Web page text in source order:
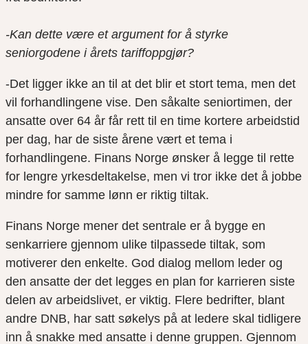
-Kan dette være et argument for å styrke
seniorgodene i årets tariffoppgjør?
-Det ligger ikke an til at det blir et stort tema, men det
vil forhandlingene vise. Den såkalte seniortimen, der
ansatte over 64 år får rett til en time kortere arbeidstid
per dag, har de siste årene vært et tema i
forhandlingene. Finans Norge ønsker å legge til rette
for lengre yrkesdeltakelse, men vi tror ikke det å jobbe
mindre for samme lønn er riktig tiltak.
Finans Norge mener det sentrale er å bygge en
senkarriere gjennom ulike tilpassede tiltak, som
motiverer den enkelte. God dialog mellom leder og
den ansatte der det legges en plan for karrieren siste
delen av arbeidslivet, er viktig. Flere bedrifter, blant
andre DNB, har satt søkelys på at ledere skal tidligere
inn å snakke med ansatte i denne gruppen. Gjennom